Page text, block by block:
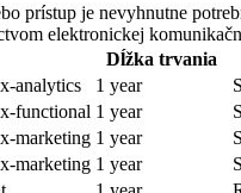
prístup je nevyhnutne
elektronickej
Dĺžka trvania
analytics
1 year
functional 1 year
marketing 1 year
marketing 1 year